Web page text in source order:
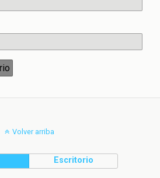
Volver arriba
Escritorio